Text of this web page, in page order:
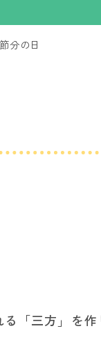
節分の日
「三方」を作